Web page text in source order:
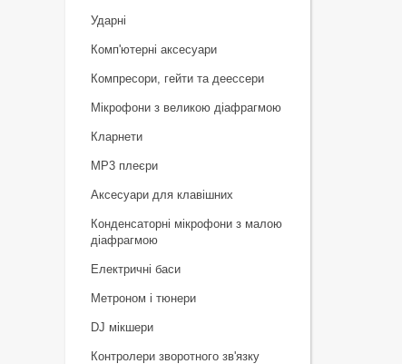
Ударні
Комп'ютерні аксесуари
Компресори, гейти та деессери
Мікрофони з великою діафрагмою
Кларнети
MP3 плеєри
Аксесуари для клавішних
Конденсаторні мікрофони з малою
діафрагмою
Електричні баси
Метроном і тюнери
DJ мікшери
Контролери зворотного зв'язку